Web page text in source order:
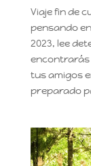
Viaje fin de
pensando
2023, lee
encontrarás
tus amigos
preparado